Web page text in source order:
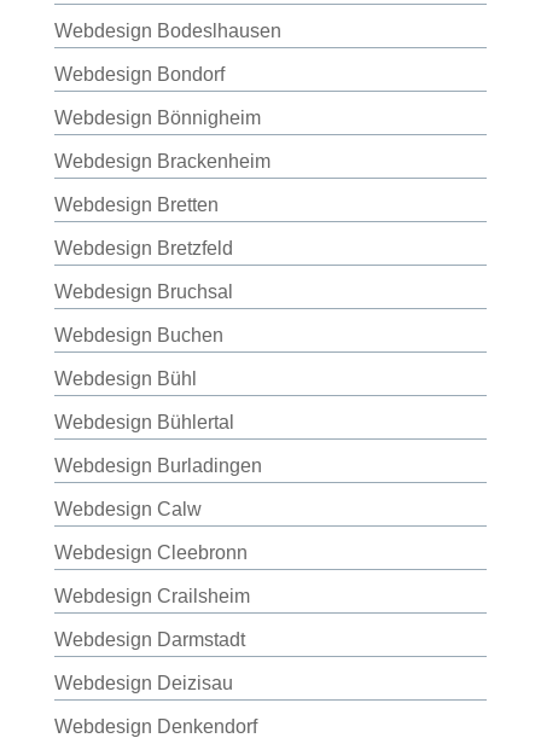
Webdesign Bodeslhausen
Webdesign Bondorf
Webdesign Bönnigheim
Webdesign Brackenheim
Webdesign Bretten
Webdesign Bretzfeld
Webdesign Bruchsal
Webdesign Buchen
Webdesign Bühl
Webdesign Bühlertal
Webdesign Burladingen
Webdesign Calw
Webdesign Cleebronn
Webdesign Crailsheim
Webdesign Darmstadt
Webdesign Deizisau
Webdesign Denkendorf